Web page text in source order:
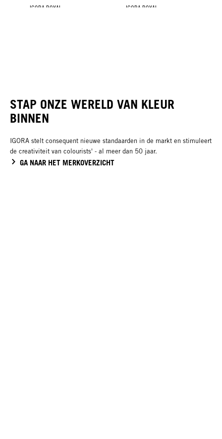
IGORA ROYAL IGORA ROYAL
STAP ONZE WERELD VAN KLEUR
BINNEN
IGORA stelt consequent nieuwe standaarden in de markt en stimuleert
de creativiteit van colourists' - al meer dan 50 jaar.
GA NAAR HET MERKOVERZICHT